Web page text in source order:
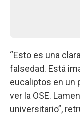
“Esto es una
falsedad. Está
eucaliptos en un
ver la OSE.
universitario”,